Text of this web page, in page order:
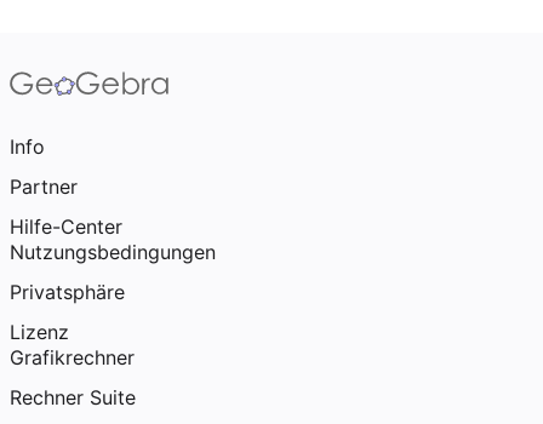
Info
Partner
Hilfe-Center
Nutzungsbedingungen
Privatsphäre
Lizenz
Grafikrechner
Rechner Suite